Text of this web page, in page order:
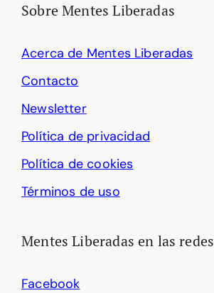
Sobre Mentes Liberadas
Acerca de Mentes Liberadas
Contacto
Newsletter
Política de privacidad
Política de cookies
Términos de uso
Mentes Liberadas en las redes
Facebook